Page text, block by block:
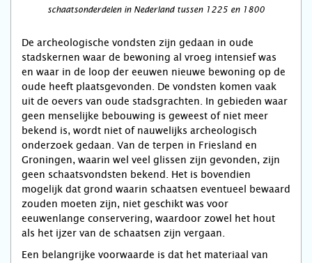
schaatsonderdelen in Nederland tussen 1225 en 1800
De archeologische vondsten zijn gedaan in oude
stadskernen waar de bewoning al vroeg intensief was
en waar in de loop der eeuwen nieuwe bewoning op de
oude heeft plaatsgevonden. De vondsten komen vaak
uit de oevers van oude stadsgrachten. In gebieden waar
geen menselijke bebouwing is geweest of niet meer
bekend is, wordt niet of nauwelijks archeologisch
onderzoek gedaan. Van de terpen in Friesland en
Groningen, waarin wel veel glissen zijn gevonden, zijn
geen schaatsvondsten bekend. Het is bovendien
mogelijk dat grond waarin schaatsen eventueel bewaard
zouden moeten zijn, niet geschikt was voor
eeuwenlange conservering, waardoor zowel het hout
als het ijzer van de schaatsen zijn vergaan.
Een belangrijke voorwaarde is dat het materiaal van